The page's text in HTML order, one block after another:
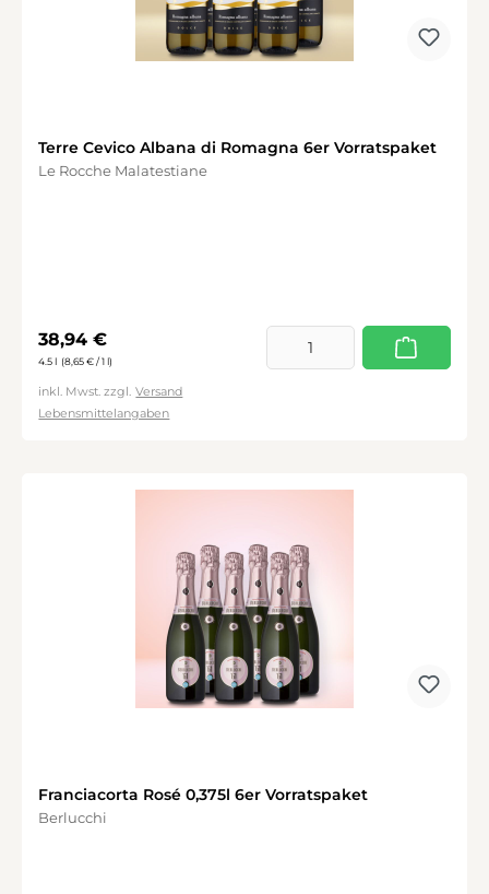
Terre Cevico Albana di Romagna 6er Vorratspaket
Le Rocche Malatestiane
Regulärer Preis:
38,94 €
4.5 l (8,65 € / 1 l)
inkl. Mwst. zzgl. Versand
Lebensmittelangaben
Franciacorta Rosé 0,375l 6er Vorratspaket
Berlucchi